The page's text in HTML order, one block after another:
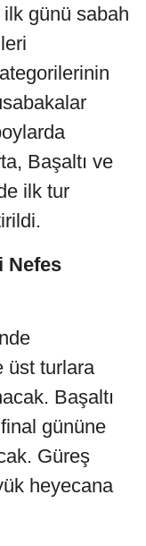
ilk günü sabah
Başaltı ve
ilk tur
Nefes
üst turlara
Başaltı
gününe
Güreş
heyecana